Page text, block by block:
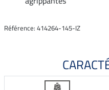
Référence: 414264-145-IZ